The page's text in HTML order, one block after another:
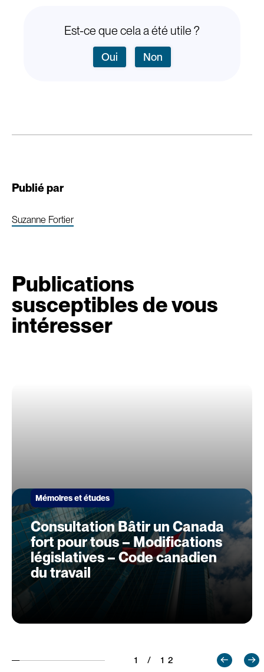
Est-ce que cela a été utile ?
Oui Non
Publié par
Suzanne Fortier
Publications
susceptibles de vous
intéresser
Mémoires et études
Consultation Bâtir un Canada
fort pour tous – Modifications
législatives – Code canadien
du travail
1 / 12